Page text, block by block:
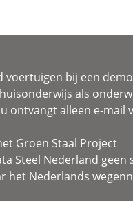
voertuigen bij een
als
ontvangt alleen e-mail
Groen Staal Project
Steel Nederland geen
het Nederlands